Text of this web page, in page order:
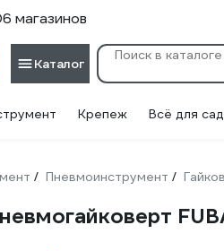
магазинов
Каталог
Крепеж Всё для
/ Пневмоинструмент /